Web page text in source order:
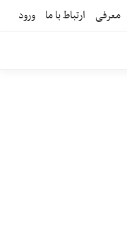
معرفی ارتباط با ما ورود